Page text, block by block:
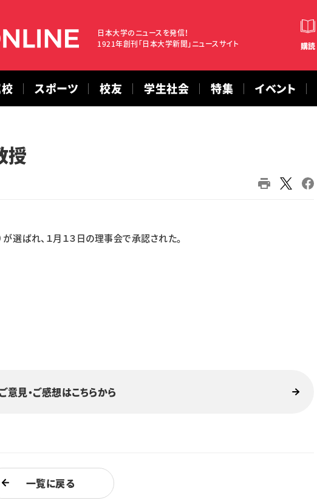
日本大学のニュースを発信！
1921年創刊「日本大学新聞」ニュースサイト
購読
スポーツ 校友 学生社会 特集 イベント
授
ばれ、１月１３日の理事会で承認された。
ご意見・ご感想はこちらから
一覧に戻る